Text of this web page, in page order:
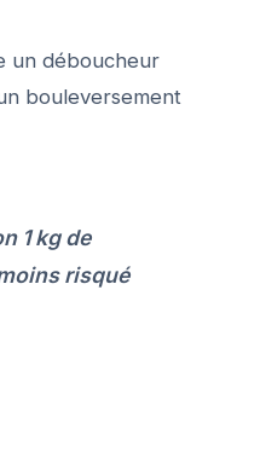
un déboucheur
bouleversement
1 kg de
risqué